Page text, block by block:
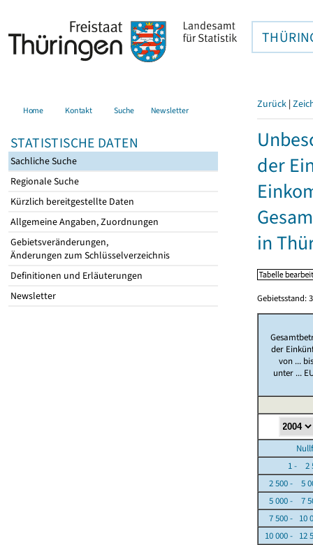
Home Kontakt Suche Newsletter
STATISTISCHE DATEN
Sachliche Suche
Regionale Suche
Kürzlich bereitgestellte Daten
Allgemeine Angaben, Zuordnungen
Gebietsveränderungen,
Änderungen zum Schlüsselverzeichnis
Definitionen und Erläuterungen
Newsletter
Zurück |
der
in
Gebietsstand:
der
von ...
unter ...
1 - 2
2 500 - 5
5 000 - 7
7 500 - 10
10 000 - 12